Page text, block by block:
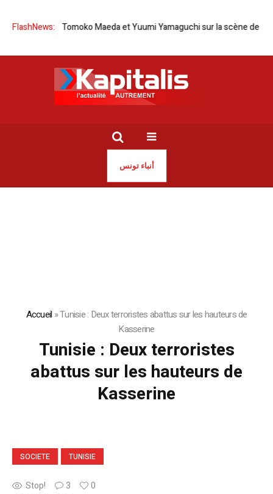
FlashNews:
Japon | Tomoko Maeda et Yuumi Yamaguchi sur la scène de
أنباء تونس
Accueil »Tunisie : Deux terroristes abattus sur les hauteurs de
Kasserine
Tunisie : Deux terroristes
abattus sur les hauteurs de
Kasserine
SOCIETE TUNISIE
Stop! 3 0